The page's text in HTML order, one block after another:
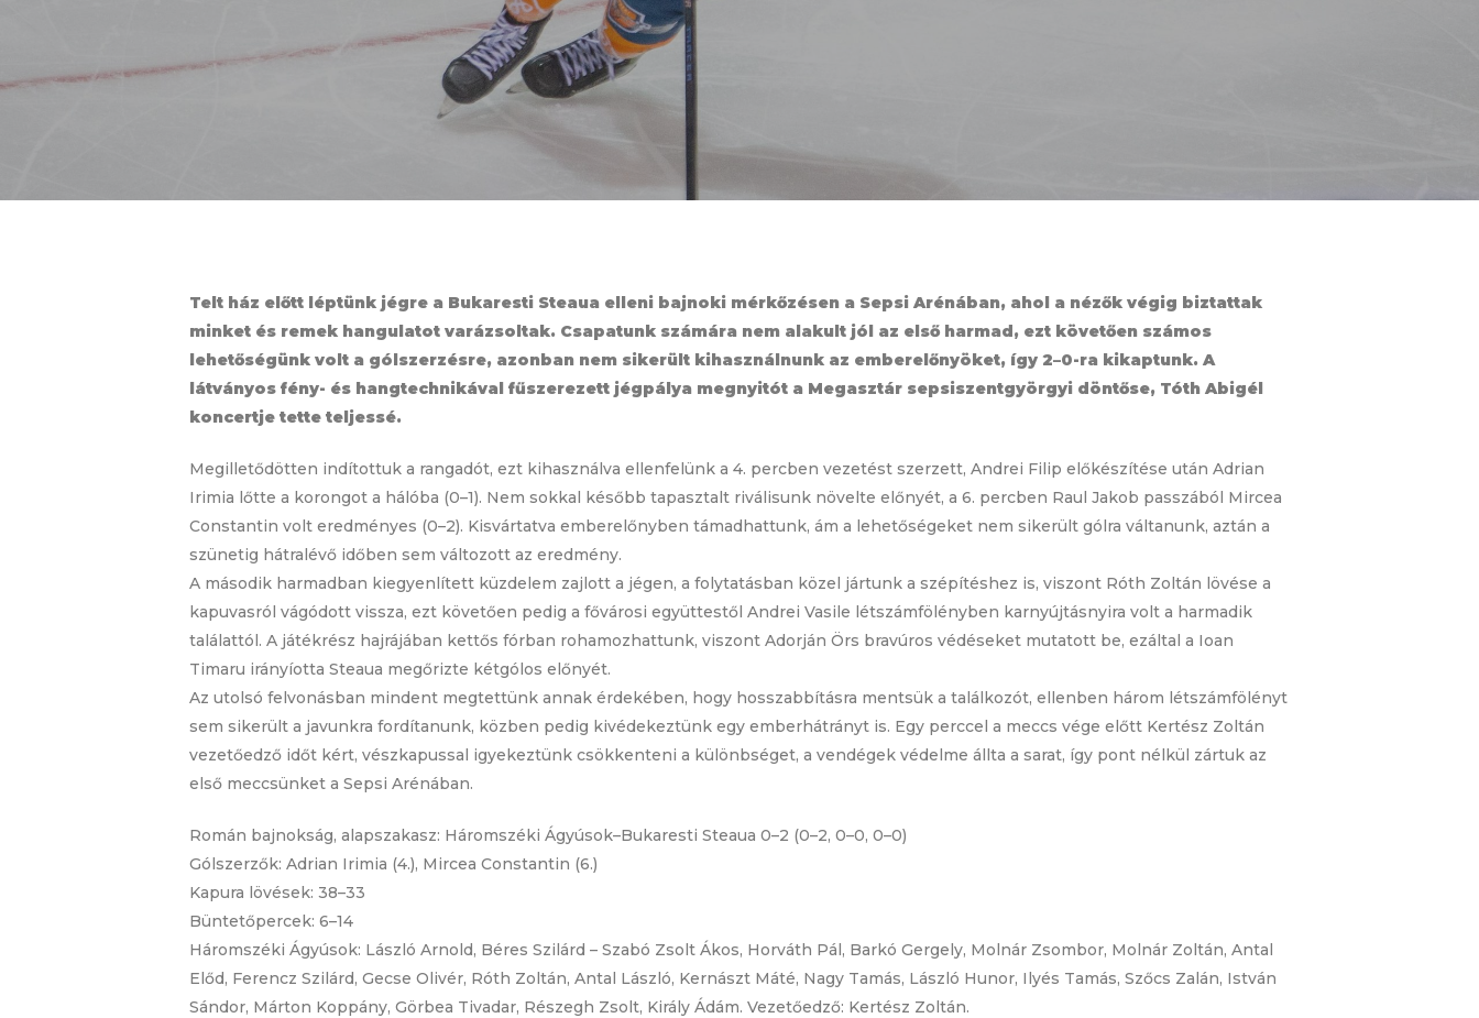
Telt ház előtt léptünk jégre a Bukaresti Steaua elleni bajnoki mérkőzésen a Sepsi Arénában, ahol a nézők végig biztattak
minket és remek hangulatot varázsoltak. Csapatunk számára nem alakult jól az első harmad, ezt követően számos
lehetőségünk volt a gólszerzésre, azonban nem sikerült kihasználnunk az emberelőnyöket, így 2–0-ra kikaptunk. A
látványos fény- és hangtechnikával fűszerezett jégpálya megnyitót a Megasztár sepsiszentgyörgyi döntőse, Tóth Abigél
koncertje tette teljessé.
Megilletődötten indítottuk a rangadót, ezt kihasználva ellenfelünk a 4. percben vezetést szerzett, Andrei Filip előkészítése után Adrian
Irimia lőtte a korongot a hálóba (0–1). Nem sokkal később tapasztalt riválisunk növelte előnyét, a 6. percben Raul Jakob passzából Mircea
Constantin volt eredményes (0–2). Kisvártatva emberelőnyben támadhattunk, ám a lehetőségeket nem sikerült gólra váltanunk, aztán a
szünetig hátralévő időben sem változott az eredmény.
A második harmadban kiegyenlített küzdelem zajlott a jégen, a folytatásban közel jártunk a szépítéshez is, viszont Róth Zoltán lövése a
kapuvasról vágódott vissza, ezt követően pedig a fővárosi együttestől Andrei Vasile létszámfölényben karnyújtásnyira volt a harmadik
találattól. A játékrész hajrájában kettős fórban rohamozhattunk, viszont Adorján Örs bravúros védéseket mutatott be, ezáltal a Ioan
Timaru irányíotta Steaua megőrizte kétgólos előnyét.
Az utolsó felvonásban mindent megtettünk annak érdekében, hogy hosszabbításra mentsük a találkozót, ellenben három létszámfölényt
sem sikerült a javunkra fordítanunk, közben pedig kivédekeztünk egy emberhátrányt is. Egy perccel a meccs vége előtt Kertész Zoltán
vezetőedző időt kért, vészkapussal igyekeztünk csökkenteni a különbséget, a vendégek védelme állta a sarat, így pont nélkül zártuk az
első meccsünket a Sepsi Arénában.
Román bajnokság, alapszakasz: Háromszéki Ágyúsok–Bukaresti Steaua 0–2 (0–2, 0–0, 0–0)
Gólszerzők: Adrian Irimia (4.), Mircea Constantin (6.)
Kapura lövések: 38–33
Büntetőpercek: 6–14
Háromszéki Ágyúsok: László Arnold, Béres Szilárd – Szabó Zsolt Ákos, Horváth Pál, Barkó Gergely, Molnár Zsombor, Molnár Zoltán, Antal
Előd, Ferencz Szilárd, Gecse Olivér, Róth Zoltán, Antal László, Kernászt Máté, Nagy Tamás, László Hunor, Ilyés Tamás, Szőcs Zalán, István
Sándor, Márton Koppány, Görbea Tivadar, Részegh Zsolt, Király Ádám. Vezetőedző: Kertész Zoltán.